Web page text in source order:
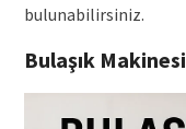
bulunabilirsiniz.
Bulaşık Makinesi